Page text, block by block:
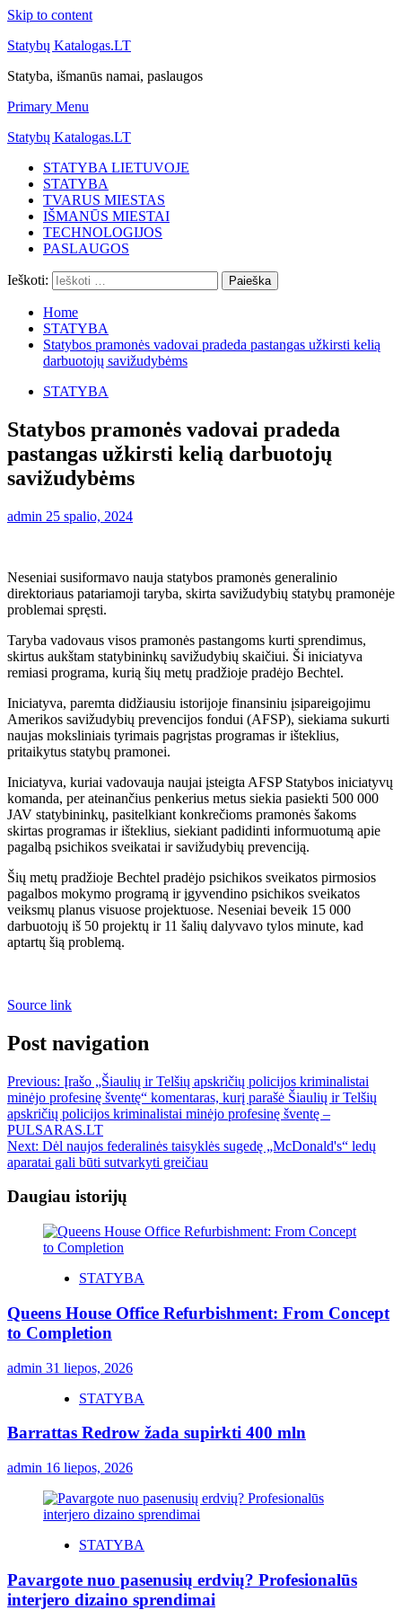
Skip to content
Statybų Katalogas.LT
Statyba, išmanūs namai, paslaugos
Primary Menu
Statybų Katalogas.LT
STATYBA LIETUVOJE
STATYBA
TVARUS MIESTAS
IŠMANŪS MIESTAI
TECHNOLOGIJOS
PASLAUGOS
Ieškoti:
Home
STATYBA
Statybos pramonės vadovai pradeda pastangas užkirsti kelią
darbuotojų savižudybėms
STATYBA
Statybos pramonės vadovai pradeda
pastangas užkirsti kelią darbuotojų
savižudybėms
admin 25 spalio, 2024
Neseniai susiformavo nauja statybos pramonės generalinio
direktoriaus patariamoji taryba, skirta savižudybių statybų pramonėje
problemai spręsti.
Taryba vadovaus visos pramonės pastangoms kurti sprendimus,
skirtus aukštam statybininkų savižudybių skaičiui. Ši iniciatyva
remiasi programa, kurią šių metų pradžioje pradėjo Bechtel.
Iniciatyva, paremta didžiausiu istorijoje finansiniu įsipareigojimu
Amerikos savižudybių prevencijos fondui (AFSP), siekiama sukurti
naujas moksliniais tyrimais pagrįstas programas ir išteklius,
pritaikytus statybų pramonei.
Iniciatyva, kuriai vadovauja naujai įsteigta AFSP Statybos iniciatyvų
komanda, per ateinančius penkerius metus siekia pasiekti 500 000
JAV statybininkų, pasitelkiant konkrečioms pramonės šakoms
skirtas programas ir išteklius, siekiant padidinti informuotumą apie
pagalbą psichikos sveikatai ir savižudybių prevenciją.
Šių metų pradžioje Bechtel pradėjo psichikos sveikatos pirmosios
pagalbos mokymo programą ir įgyvendino psichikos sveikatos
veiksmų planus visuose projektuose. Neseniai beveik 15 000
darbuotojų iš 50 projektų ir 11 šalių dalyvavo tylos minute, kad
aptartų šią problemą.
Source link
Post navigation
Previous: Įrašo „Šiaulių ir Telšių apskričių policijos kriminalistai
minėjo profesinę šventę“ komentaras, kurį parašė Šiaulių ir Telšių
apskričių policijos kriminalistai minėjo profesinę šventę –
PULSARAS.LT
Next: Dėl naujos federalinės taisyklės sugedę „McDonald's“ ledų
aparatai gali būti sutvarkyti greičiau
Daugiau istorijų
STATYBA
Queens House Office Refurbishment: From Concept
to Completion
admin 31 liepos, 2026
STATYBA
Barrattas Redrow žada supirkti 400 mln
admin 16 liepos, 2026
STATYBA
Pavargote nuo pasenusių erdvių? Profesionalūs
interjero dizaino sprendimai